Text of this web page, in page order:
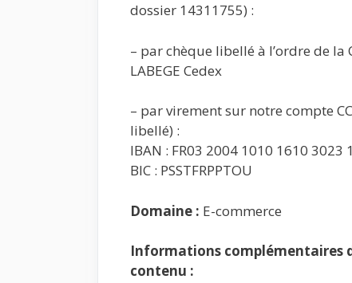
dossier 14311755) :
– par chèque libellé à l’ordre de la
LABEGE Cedex
– par virement sur notre compte
libellé) :
IBAN : FR03 2004 1010 1610 3023
BIC : PSSTFRPPTOU
Domaine : E-commerce
Informations complémentaires
contenu :